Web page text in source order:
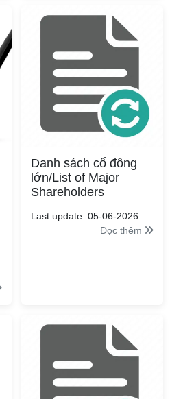
Danh sách cổ đông
lớn/List of Major
Shareholders
Last update: 05-06-2026
Đọc thêm